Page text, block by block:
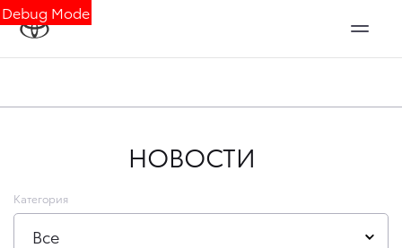
Debug Mode
НОВОСТИ
Категория
Все